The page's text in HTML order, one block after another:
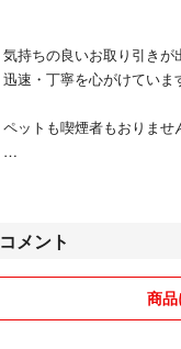
気持ちの良いお取り引きが
迅速・丁寧を心がけていま
ペットも喫煙者もおりませ
お読みいただき、ありがと
コメント
商